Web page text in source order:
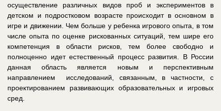
осуществление различных видов проб и экспериментов в
детском и подростковом возрасте происходит в основном в
игре и движении. Чем больше у ребенка игрового опыта, в том
числе опыта по оценке рискованных ситуаций, тем шире его
компетенция в области рисков, тем более свободно и
полноценно идет естественный процесс развития. В России
данная область является новым и перспективным
направлением исследований, связанным, в частности, с
проектированием развивающих образовательных и игровых
сред.